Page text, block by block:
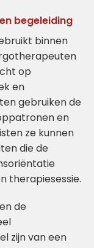
begeleiding
binnen
op
en
gebruiken de
en
ze kunnen
die de
therapiesessie.
de
zijn van een